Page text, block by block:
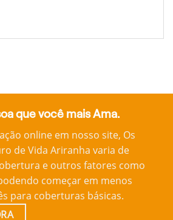
que você mais Ama.
online em nosso site, Os
de Vida Ariranha varia de
e outros fatores como
começar em menos
para coberturas básicas.